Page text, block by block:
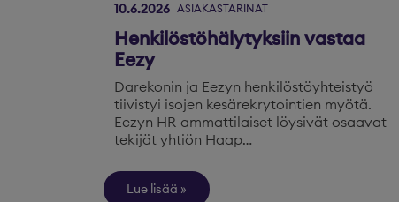
10.6.2026 ASIAKASTARINAT
Henkilöstöhälytyksiin vastaa
Eezy
Darekonin ja Eezyn henkilöstöyhteistyö
tiivistyi isojen kesärekrytointien myötä.
Eezyn HR-ammattilaiset löysivät osaavat
tekijät yhtiön Haap…
Lue lisää